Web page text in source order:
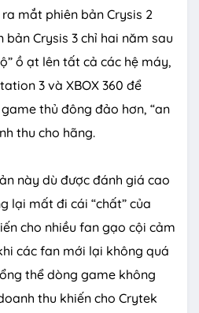
mắt phiên bản Crysis 2
bản Crysis 3 chỉ hai năm sau
ồ ạt lên tất cả các hệ máy,
3 và XBOX 360 để
thủ đông đảo hơn, “an
thu cho hãng.
này dù được đánh giá cao
lại mất đi cái “chất” của
cho nhiều fan gạo cội cảm
các fan mới lại không quá
thể dòng game không
thu khiến cho Crytek